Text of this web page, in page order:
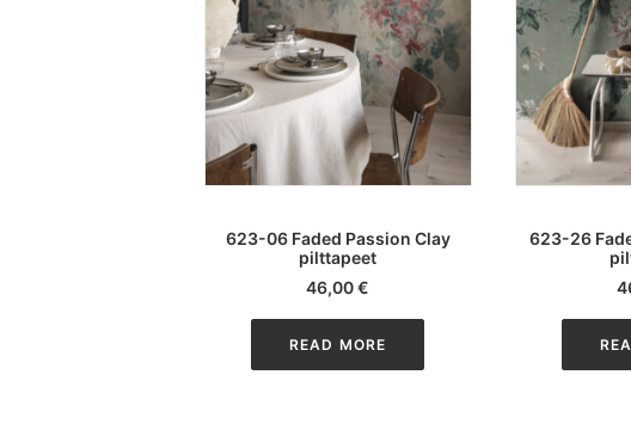
623-06 Faded Passion Clay
pilttapeet
46,00€
READ MORE
623-26